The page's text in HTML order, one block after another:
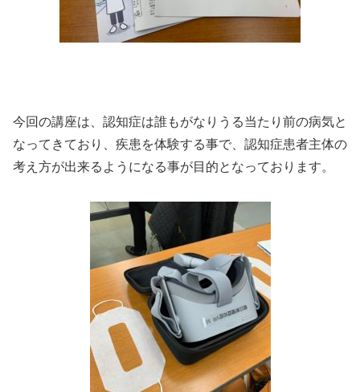
今回の講座は、認知症は誰もがなりうる当たり前の病気と
なってきており、疾患を体験する事で、認知症患者主体の
考え方が出来るようになる事が目的となっております。